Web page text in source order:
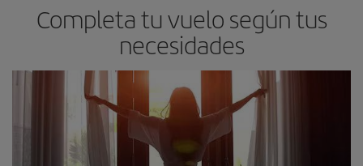
Completa tu vuelo según tus
necesidades